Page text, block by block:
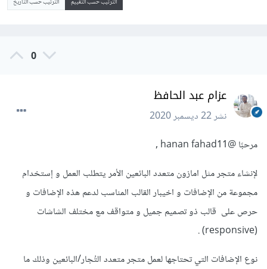
الترتيب حسب التقييم الترتيب حسب التاريخ
0
عزام عبد الحافظ
نشر22 ديسمبر 2020
مرحبًا@hanan fahad11
,
لإنشاء متجر مثل امازون متعدد البائعين الأمر يتطلب العمل و إستخدام
مجموعة من الإضافات و اخيبار القالب المناسب لدعم هذه الإضافات و
حرص على قالب ذو تصميم جميل و متواقف مع مختلف الشاشات
نوع الإضافات التي تحتاجها لعمل متجر متعدد التُجار/البائعين وذلك ما